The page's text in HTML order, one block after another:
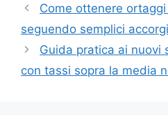
Come ottenere
seguendo semplici
Guida pratica ai nuovi
con tassi sopra la media